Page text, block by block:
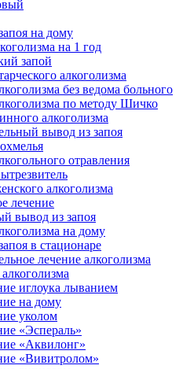
на дому
на 1 год
запой
алкоголизма
без ведома больного
по методу Шичко
алкоголизма
вывод из запоя
отравления
алкоголизма
лечение
вывод из запоя
на дому
в стационаре
лечение алкоголизма
иглоука лыванием
на дому
уколом
«Эспераль»
«Аквилонг»
«Вивитролом»